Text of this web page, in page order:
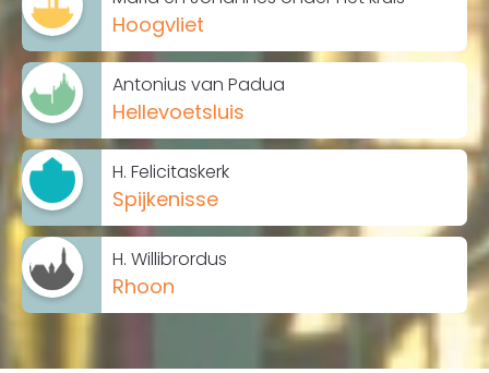
Hoogvliet
Antonius van Padua
Hellevoetsluis
H. Felicitaskerk
Spijkenisse
H. Willibrordus
Rhoon